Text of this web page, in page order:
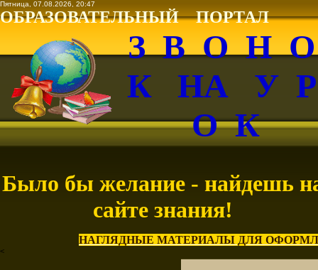
Пятница, 07.08.2026, 20:47
ОБРАЗОВАТЕЛЬНЫЙ ПОРТАЛ
З В О Н
К НА У
О К
Было бы желание - найдешь
сайте знания!
НАГЛЯДНЫЕ МАТЕРИАЛЫ ДЛЯ
<